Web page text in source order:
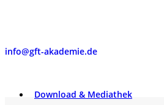
info@gft-akademie.de
Download & Mediathek